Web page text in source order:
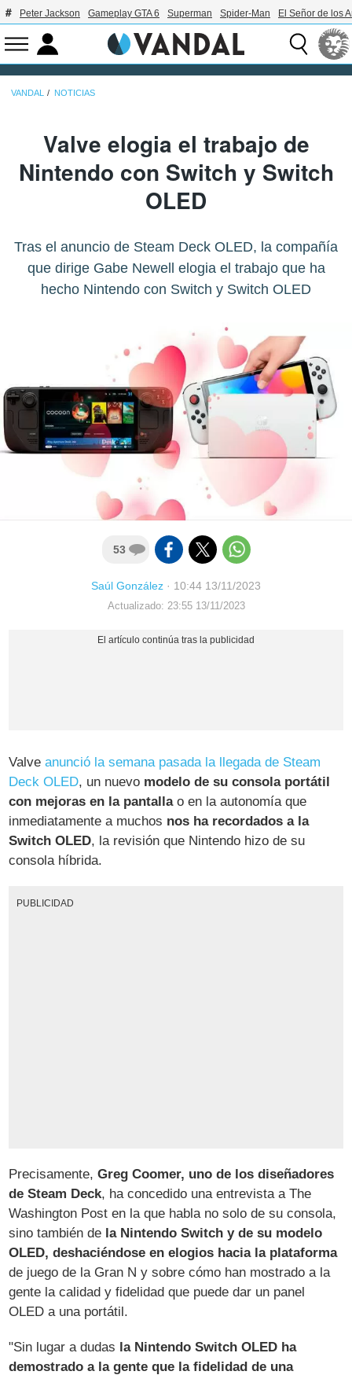
Peter Jackson Gameplay GTA 6 Superman Spider-Man El Señor de los
VANDAL NOTICIAS
Valve elogia el trabajo de
Nintendo con Switch y Switch
OLED
Tras el anuncio de Steam Deck OLED, la compañía
que dirige Gabe Newell elogia el trabajo que ha
hecho Nintendo con Switch y Switch OLED
53
Saúl González · 10:44 13/11/2023
Actualizado: 23:55 13/11/2023
Valveanunció la semana pasada la llegada de Steam
Deck OLED, un nuevo modelo de su consola portátil
con mejoras en la pantallao en la autonomía que
inmediatamente a muchos nos ha recordados a la
Switch OLED, la revisión que Nintendo hizo de su
consola híbrida.
PUBLICIDAD
Precisamente, Greg Coomer, uno de los diseñadores
de Steam Deck, ha concedido una entrevista a The
Washington Post en la que habla no solo de su consola,
sino también de la Nintendo Switch y de su modelo
OLED, deshaciéndose en elogios hacia la plataforma
de juego de la Gran N y sobre cómo han mostrado a la
gente la calidad y fidelidad que puede dar un panel
OLED a una portátil.
"Sin lugar a dudas la Nintendo Switch OLED ha
demostrado a la gente que la fidelidad de una